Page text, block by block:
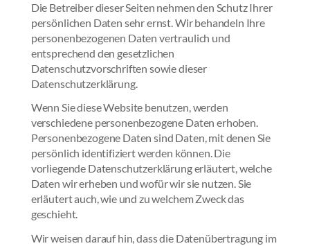
Die Betreiber dieser Seiten nehmen den Schutz Ihrer
persönlichen Daten sehr ernst. Wir behandeln Ihre
personenbezogenen Daten vertraulich und
entsprechend den gesetzlichen
Datenschutzvorschriften sowie dieser
Datenschutzerklärung.
Wenn Sie diese Website benutzen, werden
verschiedene personenbezogene Daten erhoben.
Personenbezogene Daten sind Daten, mit denen Sie
persönlich identifiziert werden können. Die
vorliegende Datenschutzerklärung erläutert, welche
Daten wir erheben und wofür wir sie nutzen. Sie
erläutert auch, wie und zu welchem Zweck das
geschieht.
Wir weisen darauf hin, dass die Datenübertragung im